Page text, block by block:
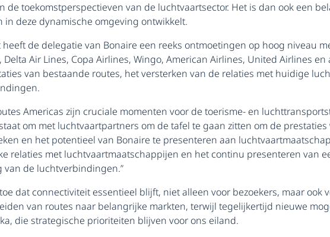
de toekomstperspectieven van de luchtvaartsector. Het is dan ook een
deze dynamische omgeving ontwikkelt.
de delegatie van Bonaire een reeks ontmoetingen op hoog niveau
Delta Air Lines, Copa Airlines, Wingo, American Airlines, United Airlines
van bestaande routes, het versterken van de relaties met huidige
Americas zijn cruciale momenten voor de toerisme- en
staat om met luchtvaartpartners om de tafel te gaan zitten om de
en het potentieel van Bonaire te presenteren aan
relaties met luchtvaartmaatschappijen en het continu presenteren van
van de luchtverbindingen.”
dat connectiviteit essentieel blijft, niet alleen voor bezoekers, maar
van routes naar belangrijke markten, terwijl tegelijkertijd nieuwe
die strategische prioriteiten blijven voor ons eiland.